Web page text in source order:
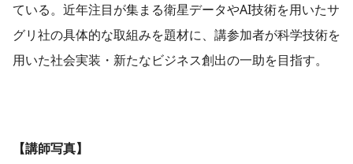
ている。近年注目が集まる衛星データやAI技術を用いたサ
グリ社の具体的な取組みを題材に、講参加者が科学技術を
用いた社会実装・新たなビジネス創出の一助を目指す。
【講師写真】